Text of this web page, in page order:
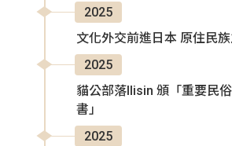
2025
文化外交前進日本 原住民
2025
貓公部落Ilisin 頒「重要民
書」
2025